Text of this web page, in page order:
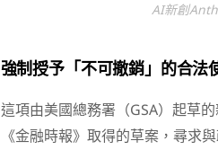
AI新創
強制授予「不可撤銷」的合法
這項由美國總務署（GSA）起草
《金融時報》取得的草案，尋求